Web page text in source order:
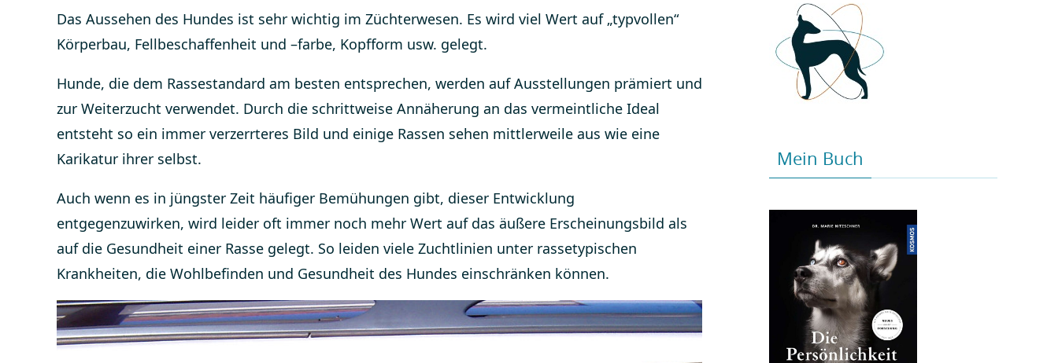
Das Aussehen des Hundes ist sehr wichtig im Züchterwesen. Es wird viel Wert auf „typvollen“
Körperbau, Fellbeschaffenheit und –farbe, Kopfform usw. gelegt.
Hunde, die dem Rassestandard am besten entsprechen, werden auf Ausstellungen prämiert und
zur Weiterzucht verwendet. Durch die schrittweise Annäherung an das vermeintliche Ideal
entsteht so ein immer verzerrteres Bild und einige Rassen sehen mittlerweile aus wie eine
Karikatur ihrer selbst.
Auch wenn es in jüngster Zeit häufiger Bemühungen gibt, dieser Entwicklung
entgegenzuwirken, wird leider oft immer noch mehr Wert auf das äußere Erscheinungsbild als
auf die Gesundheit einer Rasse gelegt. So leiden viele Zuchtlinien unter rassetypischen
Krankheiten, die Wohlbefinden und Gesundheit des Hundes einschränken können.
Mein Buch